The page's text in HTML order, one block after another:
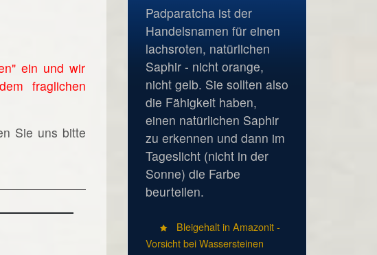
ein und wir
fraglichen
Sie uns bitte
Padparatcha ist der
Handelsnamen für einen
lachsroten, natürlichen
Saphir - nicht orange,
nicht gelb. Sie sollten also
die Fähigkeit haben,
einen natürlichen Saphir
zu erkennen und dann im
Tageslicht (nicht in der
Sonne) die Farbe
beurteilen.
Bleigehalt in Amazonit -
Vorsicht bei Wassersteinen